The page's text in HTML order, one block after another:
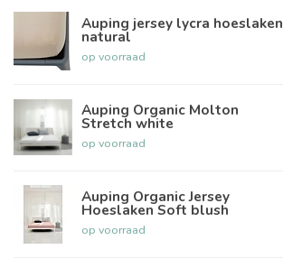
Auping jersey lycra hoeslaken
natural
op voorraad
Auping Organic Molton
Stretch white
op voorraad
Auping Organic Jersey
Hoeslaken Soft blush
op voorraad